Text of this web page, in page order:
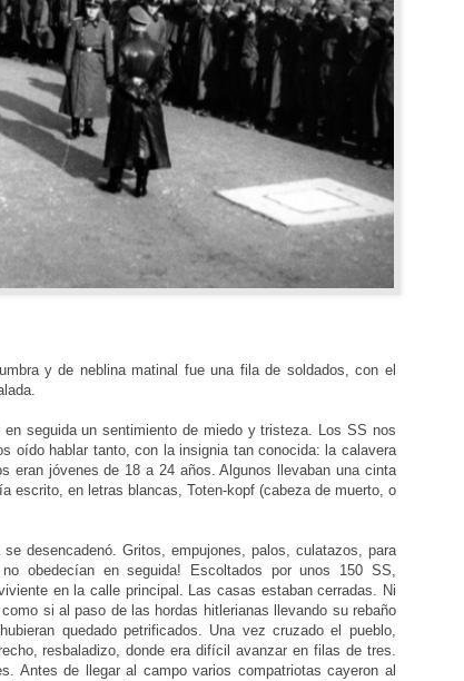
y de neblina matinal fue una fila de soldados, con el
seguida un sentimiento de miedo y tristeza. Los SS nos
oído hablar tanto, con la insignia tan conocida: la calavera
eran jóvenes de 18 a 24 años. Algunos llevaban una cinta
escrito, en letras blancas, Toten-kopf (cabeza de muerto, o
desencadenó. Gritos, empujones, palos, culatazos, para
obedecían en seguida! Escoltados por unos 150 SS,
en la calle principal. Las casas estaban cerradas. Ni
si al paso de las hordas hitlerianas llevando su rebaño
quedado petrificados. Una vez cruzado el pueblo,
resbaladizo, donde era difícil avanzar en filas de tres.
Antes de llegar al campo varios compatriotas cayeron al